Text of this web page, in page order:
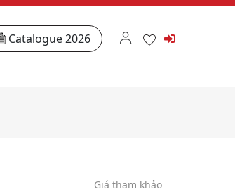
Catalogue 2026
Giá tham khảo